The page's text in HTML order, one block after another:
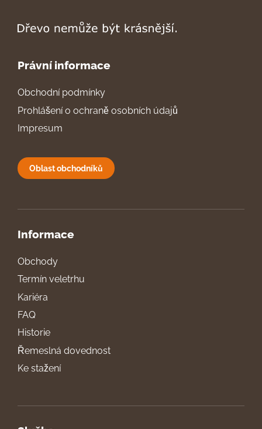
Právní informace
Obchodní podmínky
Prohlášení o ochraně osobních údajů
Impresum
Oblast obchodníků
Informace
Obchody
Termín veletrhu
Kariéra
FAQ
Historie
Řemeslná dovednost
Ke stažení